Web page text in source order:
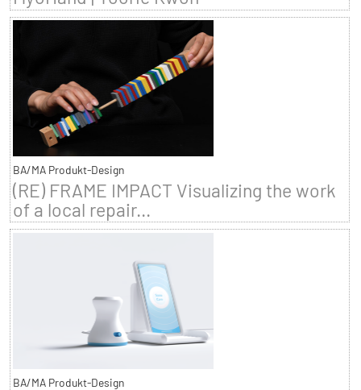
BA/MA Produkt-Design
(RE) FRAME IMPACT Visualizing the work
of a local repair...
BA/MA Produkt-Design